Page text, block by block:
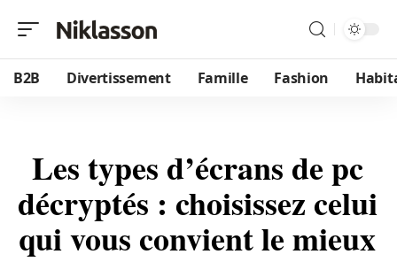
B2B Divertissement Famille Fashion
Les types d’écrans de pc
décryptés : choisissez celui
qui vous convient le mieux